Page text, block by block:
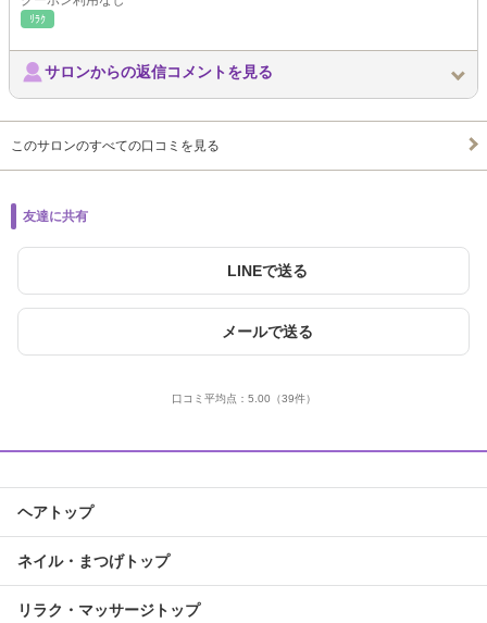
ﾘﾗｸ
サロンからの返信コメントを見る
このサロンのすべての口コミを見る
友達に共有
LINEで送る
メールで送る
口コミ平均点： 5.00 （39件）
ヘアトップ
ネイル・まつげトップ
リラク・マッサージトップ